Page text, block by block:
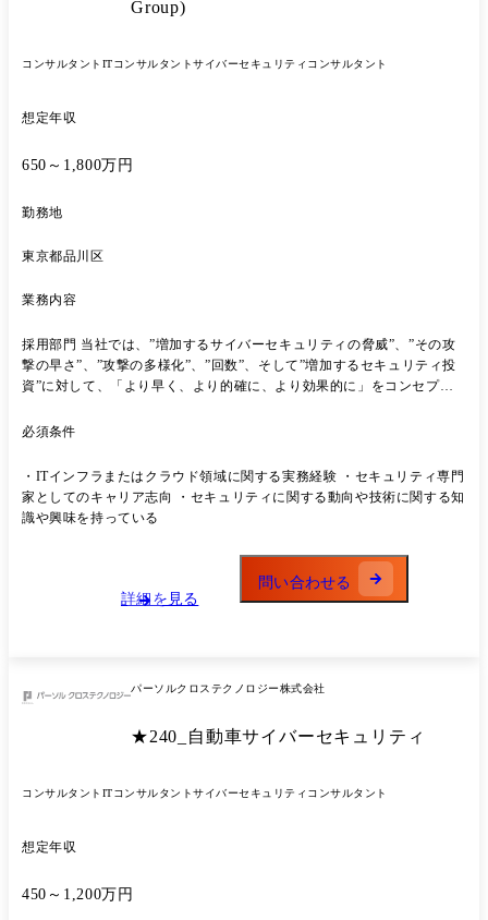
セキュリティサービスの実装、運用 ・インフラネットワークの設計、実
用業務 ・インシデント対応におけるハンドリング業務、ログ解析 ・ア
業戦略策定・遂行、ソリューション開発などの企画・推進、新規顧客の
だく予定です。 ※業務内容の変更の範囲: 当社業務全般に従事いただく
Group)
コンサルタント ITコンサルタントサイバーセキュリティコンサルタント
想定年収
650～1,800万円
勤務地
東京都品川区
業務内容
採用部門 当社では、”増加するサイバーセキュリティの脅威”、”その攻
撃の早さ”、”攻撃の多様化”、”回数”、そして”増加するセキュリティ投
資”に対して、「より早く、より的確に、より効果的に」をコンセプト
Group」を2018年に設立しています。 職務内容の詳細 お客様を取り巻く
価し、中立な立場からお客様に最適な仕組み作りやテクノロジーの選
定、システム化の提案を実施します。 また、セキュリティの観点から要
件定義や基本設計といった上流工程、実装や運用での脆弱性対応といっ
キュリティインシデント対応といったより専門的な業務にも携わりま
す。 具体的には、以下のようなサイバーセキュリティ関連プロジェクト
に参画頂きます。 【戦略・ガバナンス領域】 ・経営層や情報システム
キテクチャーのデザイン ・インシデント対応、事後対策支援 ・SOCや
セキュリティに関する各種支援 ・各種プロジェクトにおけるPMO業
したセキュリティ対策を組み込んだ企画、設計 ・AWS等クラウドサー
クの設計、実装、トラブルシューティング ・SOCにおける統合ログ管理
グ解析 ・アプリケーションのセキュアコーディング、等 これまでの経
必須条件
・ITインフラまたはクラウド領域に関する実務経験 ・セキュリティ専門
家としてのキャリア志向 ・セキュリティに関する動向や技術に関する知
識や興味を持っている
詳細を見る
問い合わせる
パーソルクロステクノロジー株式会社
★240_自動車サイバーセキュリティ
コンサルタント ITコンサルタントサイバーセキュリティコンサルタント
想定年収
450～1,200万円